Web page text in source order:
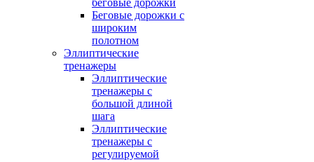
беговые дорожки
Беговые дорожки с
широким
полотном
Эллиптические
тренажеры
Эллиптические
тренажеры с
большой длиной
шага
Эллиптические
тренажеры с
регулируемой